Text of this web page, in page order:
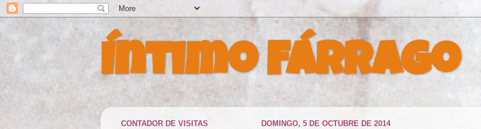
Íntimo Fárrago
DOMINGO, 5 DE OCTUBRE DE 2014
CONTADOR DE VISITAS